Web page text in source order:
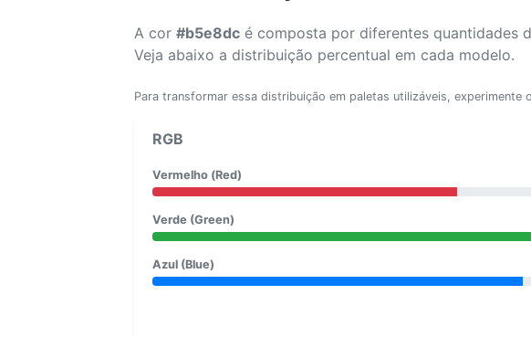
A cor #b5e8dc é composta por diferentes quantidades
Veja abaixo a distribuição percentual em cada modelo.
Para transformar essa distribuição em paletas utilizáveis, experimente o
RGB
Vermelho (Red)
Verde (Green)
Azul (Blue)